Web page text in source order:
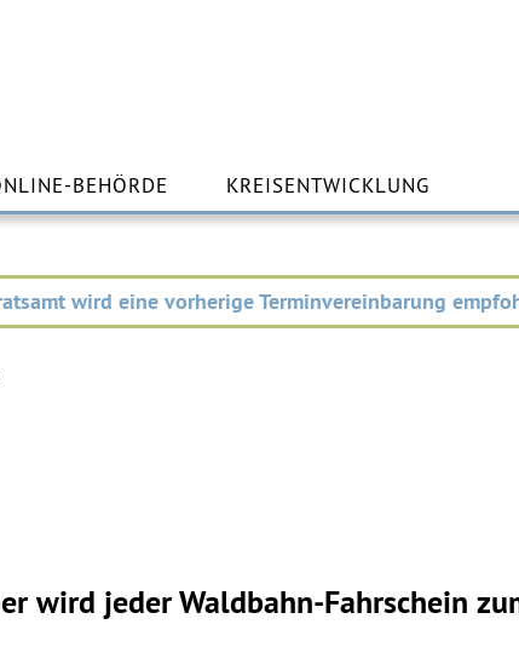
Inhalt
springenBEHÖRDE KREISENTWICKLUNG
wird eine vorherige Terminvereinbarung
wird jeder Waldbahn-Fahrschein